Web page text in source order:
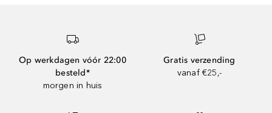
Op werkdagen vóór 22:00
besteld*
morgen in huis
Gratis verzending
vanaf €25,-